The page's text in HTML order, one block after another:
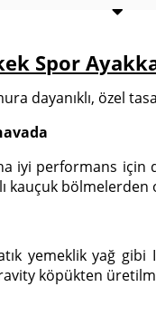
Spor
dayanıklı, özel
iyi performans
kauçuk bölmelerden
yemeklik yağ
köpükten